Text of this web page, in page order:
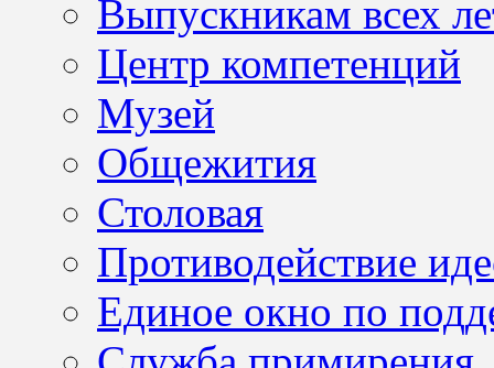
Выпускникам всех
Центр компетенций
Музей
Общежития
Столовая
Противодействие
Единое окно по